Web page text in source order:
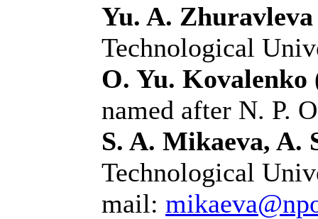
Yu. A. Zhuravleva
Technological
O. Yu. Kovalenko
named after N. P.
S. A. Mikaeva, A.
Technological
mail: